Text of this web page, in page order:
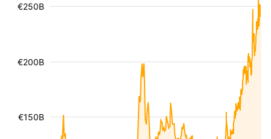
€150B
€200B
€250B